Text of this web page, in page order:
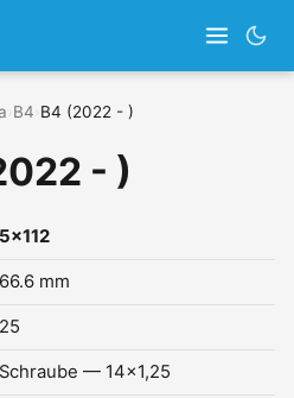
B4 B4 (2022 - )
- )
5x112
66.6 mm
25
Schraube — 14x1,25